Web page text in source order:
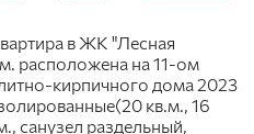
в ЖК "Лесная
расположена на 11-ом
кирпичного дома 2023
кв.м., 16
санузел раздельный,